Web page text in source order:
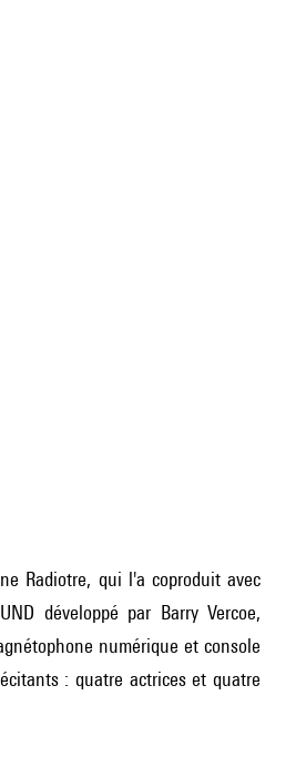
Radiotre, qui l'a coproduit avec
développé par Barry Vercoe,
numérique et console
: quatre actrices et quatre